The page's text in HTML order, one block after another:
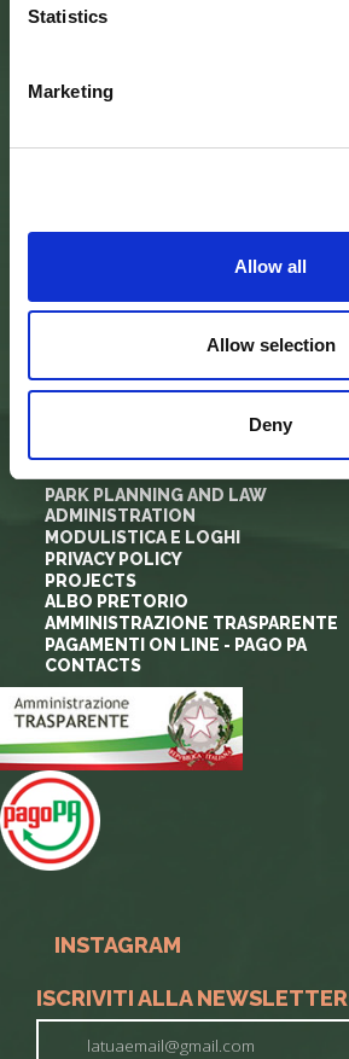
Statistics
Marketing
Allow all
Allow selection
Deny
SEDE DELL’ENTE PARCO
tel.0575 50301
47018 Santa Sofia - FC
info@parcoforestecasentinesi.it
AGENCY PARK
PARK PLANNING AND LAW
ADMINISTRATION
MODULISTICA E LOGHI
PRIVACY POLICY
PROJECTS
ALBO PRETORIO
AMMINISTRAZIONE TRASPARENTE
PAGAMENTI ON LINE - PAGO PA
CONTACTS
INSTAGRAM
ISCRIVITI ALLA NEWSLETTER